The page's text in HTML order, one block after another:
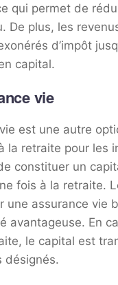
qui permet de
De plus, les
d’impôt
capital.
vie
vie est une autre
la retraite pour les
constituer un
fois à la retraite.
une assurance vie
avantageuse. En
le capital est
désignés.